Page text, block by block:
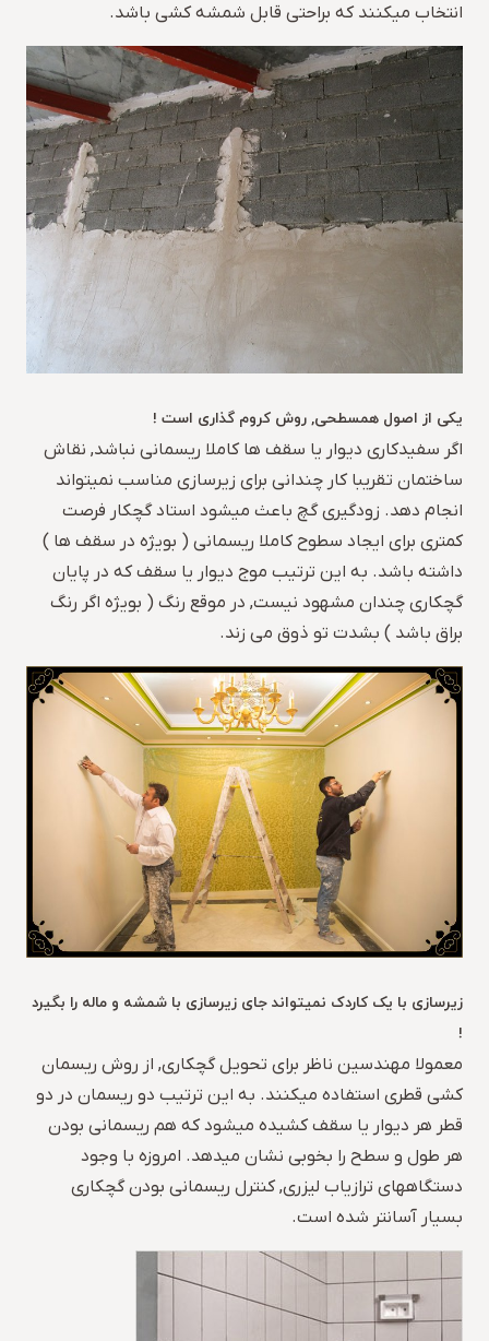
انتخاب میکنند که براحتی قابل شمشه کشی باشد.
یکی از اصول همسطحی, روش کروم گذاری است !
اگر سفیدکاری دیوار یا سقف ها کاملا ریسمانی نباشد, نقاش
ساختمان تقریبا کار چندانی برای زیرسازی مناسب نمیتواند
انجام دهد. زودگیری گچ باعث میشود استاد گچکار فرصت
کمتری برای ایجاد سطوح کاملا ریسمانی ( بویژه در سقف ها )
داشته باشد. به این ترتیب موج دیوار یا سقف که در پایان
گچکاری چندان مشهود نیست, در موقع رنگ ( بویژه اگر رنگ
براق باشد ) بشدت تو ذوق می زند.
زیرسازی با یک کاردک نمیتواند جای زیرسازی با شمشه و ماله را بگیرد
!
معمولا مهندسین ناظر برای تحویل گچکاری, از روش ریسمان
کشی قطری استفاده میکنند. به این ترتیب دو ریسمان در دو
قطر هر دیوار یا سقف کشیده میشود که هم ریسمانی بودن
هر طول و سطح را بخوبی نشان میدهد. امروزه با وجود
دستگاههای ترازیاب لیزری, کنترل ریسمانی بودن گچکاری
بسیار آسانتر شده است.